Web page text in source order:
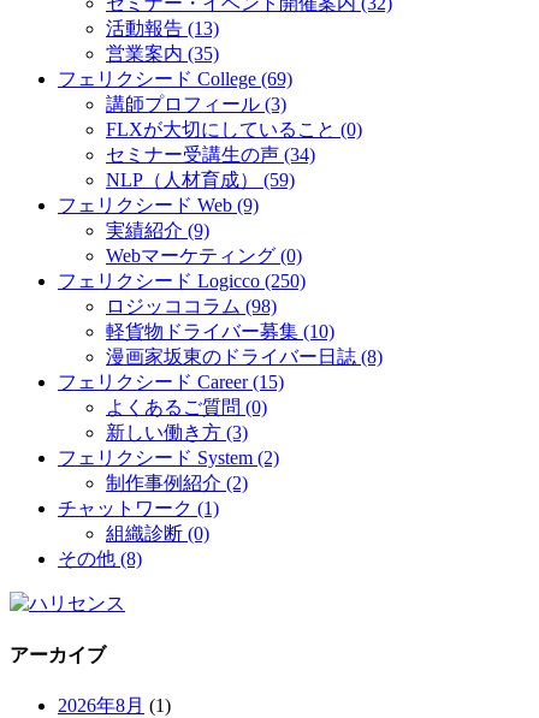
活動報告 (13)
営業案内 (35)
フェリクシード College (69)
講師プロフィール (3)
FLXが大切にしていること (0)
セミナー受講生の声 (34)
NLP（人材育成） (59)
フェリクシード Web (9)
実績紹介 (9)
Webマーケティング (0)
フェリクシード Logicco (250)
ロジッココラム (98)
軽貨物ドライバー募集 (10)
漫画家坂東のドライバー日誌 (8)
フェリクシード Career (15)
よくあるご質問 (0)
新しい働き方 (3)
フェリクシード System (2)
制作事例紹介 (2)
チャットワーク (1)
組織診断 (0)
その他 (8)
アーカイブ
2026年8月 (1)